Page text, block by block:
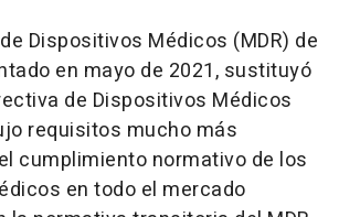
Dispositivos Médicos (MDR) de
en mayo de 2021, sustituyó
de Dispositivos Médicos
requisitos mucho más
cumplimiento normativo de los
en todo el mercado